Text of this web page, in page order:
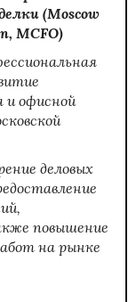
(Moscow
MCFO)
и офисной
деловых
повышение
на рынке